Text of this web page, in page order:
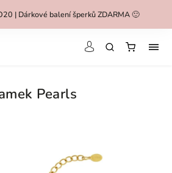
| Dárkové balení šperků ZDARMA 🙂
Pearls